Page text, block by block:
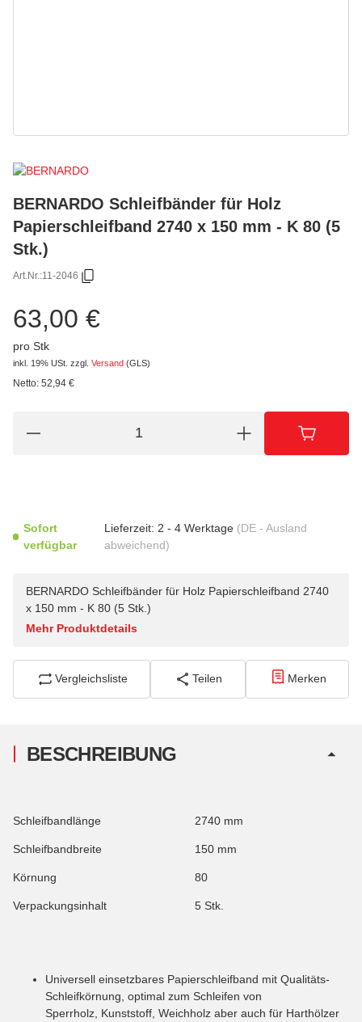
BERNARDO Schleifbänder für Holz
Papierschleifband 2740 x 150 mm - K 80 (5
Stk.)
Art.Nr.:11-2046
63,00 €
pro Stk
inkl. 19% USt. zzgl. Versand (GLS)
Netto: 52,94 €
Sofort
verfügbar
Lieferzeit: 2 - 4 Werktage (DE - Ausland
abweichend)
BERNARDO Schleifbänder für Holz Papierschleifband 2740
x 150 mm - K 80 (5 Stk.)
Mehr Produktdetails
Vergleichsliste Teilen Merken
BESCHREIBUNG
Schleifbandlänge 2740 mm
Schleifbandbreite 150 mm
Körnung 80
Verpackungsinhalt 5 Stk.
Universell einsetzbares Papierschleifband mit Qualitäts-
Schleifkörnung, optimal zum Schleifen von
Sperrholz, Kunststoff, Weichholz aber auch für Harthölzer